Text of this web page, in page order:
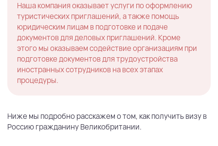
Наша компания оказывает услуги по оформлению
туристических приглашений, а также помощь
юридическим лицам в подготовке и подаче
документов для деловых приглашений. Кроме
этого мы оказываем содействие организациям при
подготовке документов для трудоустройства
иностранных сотрудников на всех этапах
процедуры.
Ниже мы подробно расскажем о том, как получить визу в
Россию гражданину Великобритании.